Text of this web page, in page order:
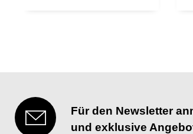
Für den Newsletter
und exklusive